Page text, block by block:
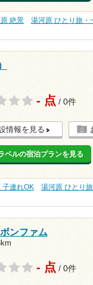
絶景 湯河原 ひとり旅・
- 点 / 0件
情報を見る
ベルの宿泊プランを見る
子連れOK 湯河原 ひとり
ンファム
- 点 / 0件